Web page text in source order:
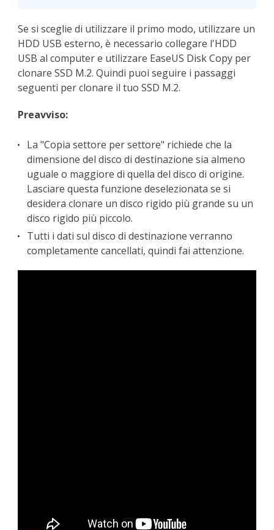
Se si sceglie di utilizzare il primo modo, utilizzare un
HDD USB esterno, è necessario collegare l'HDD
USB al computer e utilizzare EaseUS Disk Copy per
clonare SSD M.2. Quindi puoi seguire i passaggi
seguenti per clonare il tuo SSD M.2.
Preavviso:
La "Copia settore per settore" richiede che la
dimensione del disco di destinazione sia almeno
uguale o maggiore di quella del disco di origine.
Lasciare questa funzione deselezionata se si
desidera clonare un disco rigido più grande su un
disco rigido più piccolo.
Tutti i dati sul disco di destinazione verranno
completamente cancellati, quindi fai attenzione.